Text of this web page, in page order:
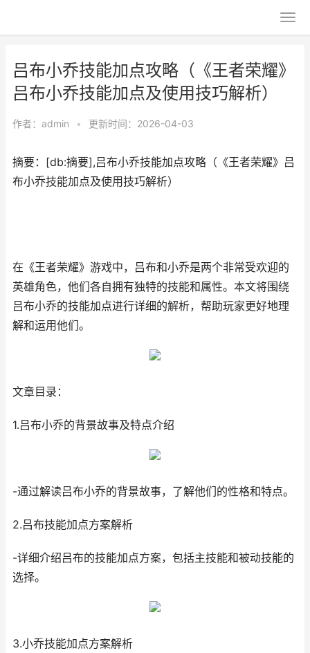
吕布小乔技能加点攻略（《王者荣耀》
吕布小乔技能加点及使用技巧解析）
作者： admin • 更新时间：2026-04-03
摘要：[db:摘要],吕布小乔技能加点攻略（《王者荣耀》吕
布小乔技能加点及使用技巧解析）
在《王者荣耀》游戏中，吕布和小乔是两个非常受欢迎的
英雄角色，他们各自拥有独特的技能和属性。本文将围绕
吕布小乔的技能加点进行详细的解析，帮助玩家更好地理
解和运用他们。
文章目录：
1.吕布小乔的背景故事及特点介绍
-通过解读吕布小乔的背景故事，了解他们的性格和特点。
2.吕布技能加点方案解析
-详细介绍吕布的技能加点方案，包括主技能和被动技能的
选择。
3.小乔技能加点方案解析